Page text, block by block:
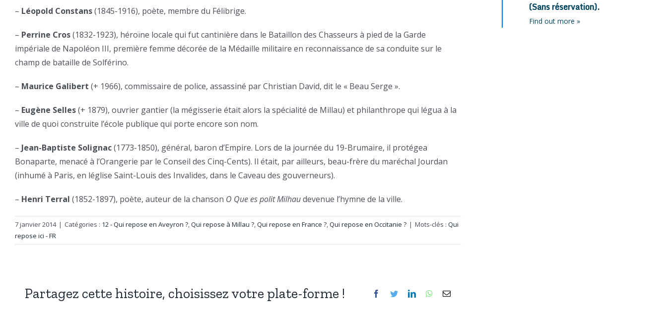
– Léopold Constans(1845-1916), poète, membre du Félibrige.
– Perrine Cros(1832-1923), héroïne locale qui fut cantinière dans le Bataillon des Chasseurs à pied de la Garde
impériale de Napoléon III, première femme décorée de la Médaille militaire en reconnaissance de sa conduite sur le
champ de bataille de Solférino.
– Maurice Galibert (+ 1966), commissaire de police, assassiné par Christian David, dit le « Beau Serge ».
– Eugène Selles(+ 1879), ouvrier gantier (la mégisserie était alors la spécialité de Millau) et philanthrope qui légua à la
ville de quoi construite l’école publique qui porte encore son nom.
– Jean-Baptiste Solignac(1773-1850), général, baron d’Empire. Lors de la journée du 19-Brumaire, il protégea
Bonaparte, menacé à l’Orangerie par le Conseil des Cinq-Cents). Il était, par ailleurs, beau-frère du maréchal Jourdan
(inhumé à Paris, en léglise Saint-Louis des Invalides, dans le Caveau des gouverneurs).
– Henri Terral (1852-1897), poète, auteur de la chanson O Que es polit Milhaudevenue l’hymne de la ville.
7 janvier 2014 | Catégories : 12 - Qui repose en Aveyron ?,Qui repose à Millau ?,Qui repose en France ?,Qui repose en Occitanie ? | Mots-clés : Qui
repose ici - FR
Partagez cette histoire, choisissez votre plate-forme ! Facebook
TwitterLinkedInWhatsApp
Email
(Sans réservation).
Find out more »